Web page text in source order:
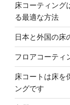
床コーティング
る最適な方法
日本と外国の床
フロアコーティ
床コートは床を
ングです